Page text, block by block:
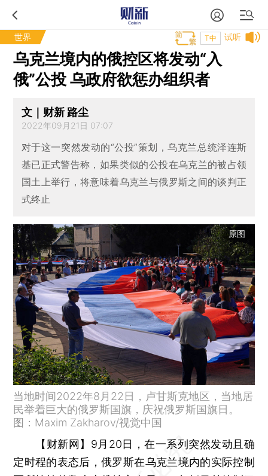
世界 试听
T中
乌克兰境内的俄控区将发动“入
俄”公投 乌政府欲惩办组织者
文｜财新 路尘
2022年09月21日 07:07
对于这一突然发动的“公投”策划，乌克兰总统泽连斯
基已正式警告称，如果类似的公投在乌克兰的被占领
国土上举行，将意味着乌克兰与俄罗斯之间的谈判正
式终止
原图
当地时间2022年8月22日，卢甘斯克地区，当地居
民举着巨大的俄罗斯国旗，庆祝俄罗斯国旗日。
图：Maxim Zakharov/视觉中国
【财新网】 9月20日，在一系列突然发动且确
定时程的表态后，俄罗斯在乌克兰境内的实际控制